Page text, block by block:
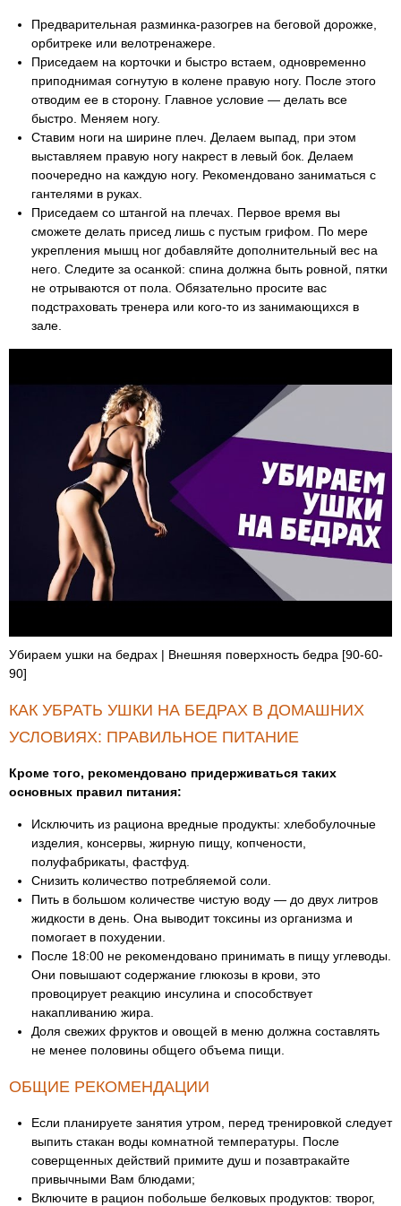
Предварительная разминка-разогрев на беговой дорожке,
орбитреке или велотренажере.
Приседаем на корточки и быстро встаем, одновременно
приподнимая согнутую в колене правую ногу. После этого
отводим ее в сторону. Главное условие — делать все
быстро. Меняем ногу.
Ставим ноги на ширине плеч. Делаем выпад, при этом
выставляем правую ногу накрест в левый бок. Делаем
поочередно на каждую ногу. Рекомендовано заниматься с
гантелями в руках.
Приседаем со штангой на плечах. Первое время вы
сможете делать присед лишь с пустым грифом. По мере
укрепления мышц ног добавляйте дополнительный вес на
него. Следите за осанкой: спина должна быть ровной, пятки
не отрываются от пола. Обязательно просите вас
подстраховать тренера или кого-то из занимающихся в
зале.
Убираем ушки на бедрах | Внешняя поверхность бедра [90-60-
90]
КАК УБРАТЬ УШКИ НА БЕДРАХ В ДОМАШНИХ
УСЛОВИЯХ: ПРАВИЛЬНОЕ ПИТАНИЕ
Кроме того, рекомендовано придерживаться таких
основных правил питания:
Исключить из рациона вредные продукты: хлебобулочные
изделия, консервы, жирную пищу, копчености,
полуфабрикаты, фастфуд.
Снизить количество потребляемой соли.
Пить в большом количестве чистую воду — до двух литров
жидкости в день. Она выводит токсины из организма и
помогает в похудении.
После 18:00 не рекомендовано принимать в пищу углеводы.
Они повышают содержание глюкозы в крови, это
провоцирует реакцию инсулина и способствует
накапливанию жира.
Доля свежих фруктов и овощей в меню должна составлять
не менее половины общего объема пищи.
ОБЩИЕ РЕКОМЕНДАЦИИ
Если планируете занятия утром, перед тренировкой следует
выпить стакан воды комнатной температуры. После
соверщенных действий примите душ и позавтракайте
привычными Вам блюдами;
Включите в рацион побольше белковых продуктов: творог,